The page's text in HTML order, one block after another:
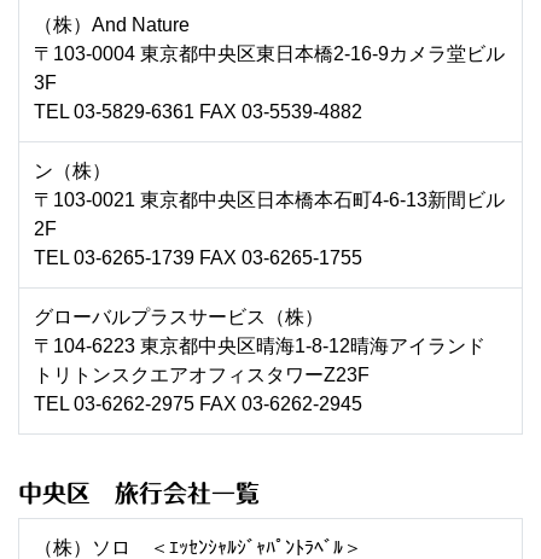
（株）And Nature
〒103-0004 東京都中央区東日本橋2-16-9カメラ堂ビル
3F
TEL 03-5829-6361 FAX 03-5539-4882
ン（株）
〒103-0021 東京都中央区日本橋本石町4-6-13新間ビル
2F
TEL 03-6265-1739 FAX 03-6265-1755
グローバルプラスサービス（株）
〒104-6223 東京都中央区晴海1-8-12晴海アイランド
トリトンスクエアオフィスタワーZ23F
TEL 03-6262-2975 FAX 03-6262-2945
中央区 旅行会社一覧
（株）ソロ ＜ｴｯｾﾝｼｬﾙｼﾞｬﾊﾟﾝﾄﾗﾍﾞﾙ＞